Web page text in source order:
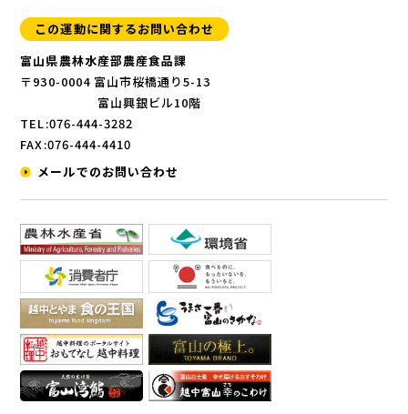
この運動に関するお問い合わせ
富山県農林水産部農産食品課
〒930-0004 富山市桜橋通り5-13
富山興銀ビル10階
TEL:076-444-3282
FAX:076-444-4410
メールでのお問い合わせ